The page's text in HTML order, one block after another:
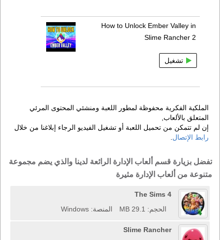
How to Unlock Ember Valley in
Slime Rancher 2
تشغيل
الملكية الفكرية محفوظة لمطور اللعبة ومنشئي المحتوى المرئي
المتعلق بالألعاب,
إن لم تتمكن من تحميل اللعبة أو تشغيل الفيديو الرجاء إبلاغنا من خلال
رابط الإتصال
تفضل بزيارة قسم ألعاب الإدارة الرائعة لدينا والذي يضم مجموعة
متنوعة من ألعاب الإدارة مثيرة
The Sims 4
الحجم: 29.1 MB
المنصة: Windows
Slime Rancher